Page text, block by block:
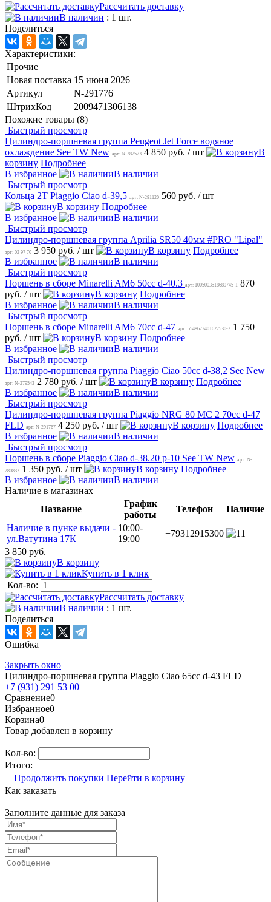
Рассчитать доставку
В наличии : 1 шт.
Поделиться
Характеристики:
Прочие
Новая поставка 15 июня 2026
Артикул
N-291776
ШтрихКод
2009471306138
Похожие товары (8)
Быстрый просмотр
Цилиндро-поршневая группа Peugeot Jet Force водяное
охлаждение See TW New арт: N-282573 4 850 руб. / шт
В
корзину Подробнее
В избранное
В наличии
Быстрый просмотр
Кольца 2T Piaggio Ciao d-39,5 арт: N-281120 560 руб. / шт
В корзину Подробнее
В избранное
В наличии
Быстрый просмотр
Цилиндро-поршневая группа Aprilia SR50 40мм #PRO "Lipal"
арт: 02 97 70 3 950 руб. / шт В корзину Подробнее
В избранное
В наличии
Быстрый просмотр
Поршень в сборе Minarelli AM6 50cc d-40.3 арт: 1005003518689745-1 870
руб. / шт В корзину Подробнее
В избранное
В наличии
Быстрый просмотр
Поршень в сборе Minarelli AM6 70cc d-47 арт: 5548677401627530-2 1 750
руб. / шт В корзину Подробнее
В избранное
В наличии
Быстрый просмотр
Цилиндро-поршневая группа Piaggio Ciao 50cc d-38,2 See New
арт: N-279543 2 780 руб. / шт В корзину Подробнее
В избранное
В наличии
Быстрый просмотр
Цилиндро-поршневая группа Piaggio NRG 80 MC 2 70cc d-47
FLD арт: N-291767 4 250 руб. / шт В корзину Подробнее
В избранное
В наличии
Быстрый просмотр
Поршень в сборе Piaggio Ciao d-38.20 p-10 See TW New арт: N-
280833 1 350 руб. / шт В корзину Подробнее
В избранное
В наличии
Наличие в магазинах
Название
График
работы
Телефон
Наличие
Наличие в пунке выдачи -
ул.Ватутина 17К
10:00-
19:00
+79312915300
1
3 850 руб.
В корзину
Купить в 1 клик
Кол-во:
Рассчитать доставку
В наличии : 1 шт.
Поделиться
Ошибка
Закрыть окно
Цилиндро-поршневая группа Piaggio Ciao 65cc d-43 FLD
+7 (931) 291 53 00
Сравнение0
Избранное0
Корзина0
Товар добавлен в корзину
Кол-во:
Итого:
Продолжить покупки Перейти в корзину
Как заказать
Заполните данные для заказа